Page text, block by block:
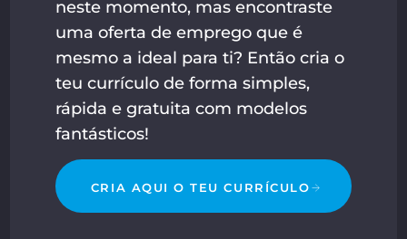
neste momento, mas encontraste
uma oferta de emprego que é
mesmo a ideal para ti? Então cria o
teu currículo de forma simples,
rápida e gratuita com modelos
fantásticos!
CRIA AQUI O TEU CURRÍCULO